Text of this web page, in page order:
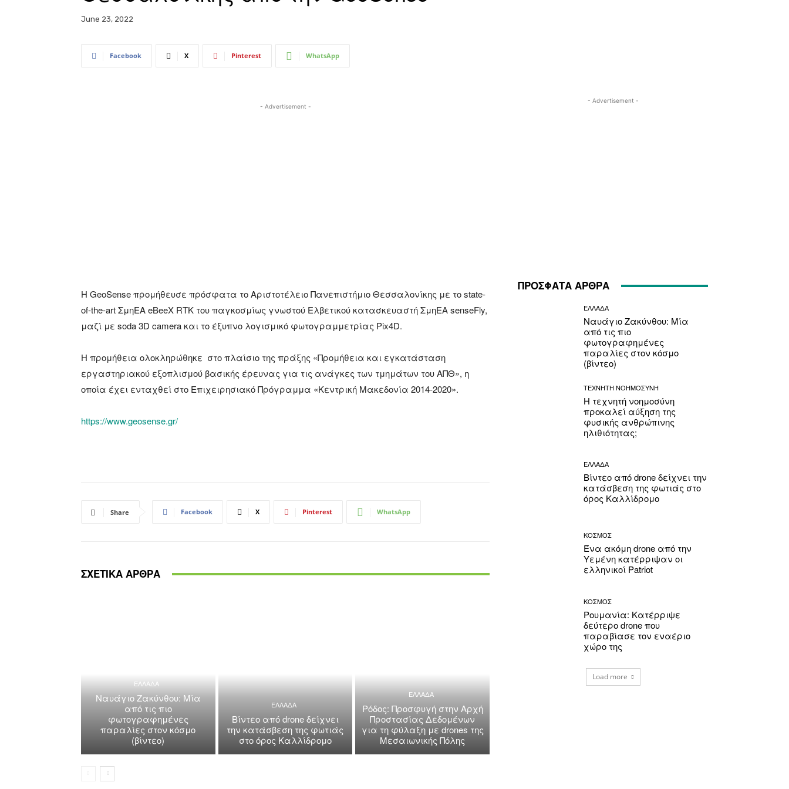
June 23, 2022
Facebook X Pinterest WhatsApp
- Advertisement -
Η GeoSense προμήθευσε πρόσφατα το Αριστοτέλειο Πανεπιστήμιο Θεσσαλονίκης με το state-
of-the-art ΣμηΕΑ eBeeX RTK του παγκοσμίως γνωστού Ελβετικού κατασκευαστή ΣμηΕΑ senseFly,
μαζί με soda 3D camera και το έξυπνο λογισμικό φωτογραμμετρίας Pix4D.
Η προμήθεια ολοκληρώθηκε στο πλαίσιο της πράξης «Προμήθεια και εγκατάσταση
εργαστηριακού εξοπλισμού βασικής έρευνας για τις ανάγκες των τμημάτων του ΑΠΘ», η
οποία έχει ενταχθεί στο Επιχειρησιακό Πρόγραμμα «Κεντρική Μακεδονία 2014-2020».
https://www.geosense.gr/
Share Facebook X Pinterest WhatsApp
ΣΧΕΤΙΚΑ ΑΡΘΡΑ
ΕΛΛΑΔΑ
Ναυάγιο Ζακύνθου: Μία
από τις πιο
φωτογραφημένες
παραλίες στον κόσμο
(βίντεο)
ΕΛΛΑΔΑ
Βίντεο από drone δείχνει
την κατάσβεση της φωτιάς
στο όρος Καλλίδρομο
ΕΛΛΑΔΑ
Ρόδος: Προσφυγή στην Αρχή
Προστασίας Δεδομένων
για τη φύλαξη με drones της
Μεσαιωνικής Πόλης
- Advertisement -
ΠΡΟΣΦΑΤΑ ΑΡΘΡΑ
ΕΛΛΑΔΑ
Ναυάγιο Ζακύνθου: Μία
από τις πιο
φωτογραφημένες
παραλίες στον κόσμο
(βίντεο)
ΤΕΧΝΗΤΗ ΝΟΗΜΟΣΥΝΗ
Η τεχνητή νοημοσύνη
προκαλεί αύξηση της
φυσικής ανθρώπινης
ηλιθιότητας;
ΕΛΛΑΔΑ
Βίντεο από drone δείχνει την
κατάσβεση της φωτιάς στο
όρος Καλλίδρομο
ΚΟΣΜΟΣ
Ένα ακόμη drone από την
Υεμένη κατέρριψαν οι
ελληνικοί Patriot
ΚΟΣΜΟΣ
Ρουμανία: Κατέρριψε
δεύτερο drone που
παραβίασε τον εναέριο
χώρο της
Load more